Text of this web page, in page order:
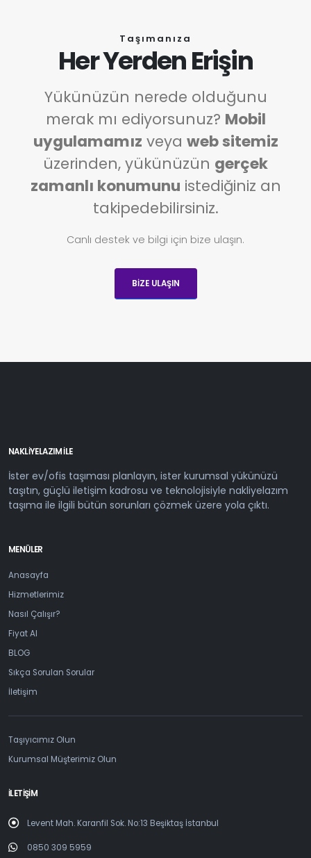
Taşımanıza
Her Yerden Erişin
Yükünüzün nerede olduğunu
merak mı ediyorsunuz? Mobil
uygulamamız veya web sitemiz
üzerinden, yükünüzün gerçek
zamanlı konumunu istediğiniz an
takipedebilirsiniz.
Canlı destek ve bilgi için bize ulaşın.
BIZE ULAŞIN
NAKLIYELAZIM ILE
İster ev/ofis taşıması planlayın, ister kurumsal yükünüzü
taşıtın, güçlü iletişim kadrosu ve teknolojisiyle nakliyelazım
taşıma ile ilgili bütün sorunları çözmek üzere yola çıktı.
MENÜLER
Anasayfa
Hizmetlerimiz
Nasıl Çalışır?
Fiyat Al
BLOG
Sıkça Sorulan Sorular
İletişim
Taşıyıcımız Olun
Kurumsal Müşterimiz Olun
İLETİŞİM
Levent Mah. Karanfil Sok. No:13 Beşiktaş İstanbul
0850 309 5959